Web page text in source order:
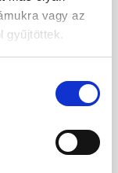
vagy az
gyűjtöttek.